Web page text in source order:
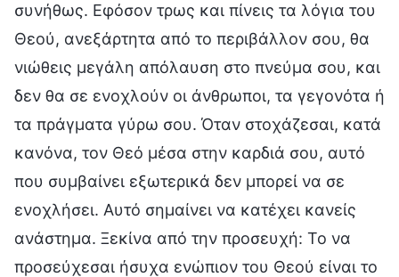
συνήθως. Εφόσον τρως και πίνεις τα λόγια του
Θεού, ανεξάρτητα από το περιβάλλον σου, θα
νιώθεις μεγάλη απόλαυση στο πνεύμα σου, και
δεν θα σε ενοχλούν οι άνθρωποι, τα γεγονότα ή
τα πράγματα γύρω σου. Όταν στοχάζεσαι, κατά
κανόνα, τον Θεό μέσα στην καρδιά σου, αυτό
που συμβαίνει εξωτερικά δεν μπορεί να σε
ενοχλήσει. Αυτό σημαίνει να κατέχει κανείς
ανάστημα. Ξεκίνα από την προσευχή: Το να
προσεύχεσαι ήσυχα ενώπιον του Θεού είναι το